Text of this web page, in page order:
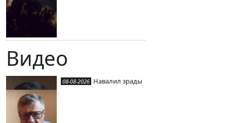
Видео
08-08-2026 Навалил зрады